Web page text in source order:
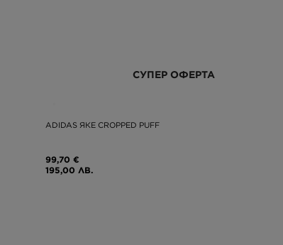
СУПЕР ОФЕРТА
ADIDAS ЯКЕ CROPPED PUFF
99,70 €
195,00 ЛВ.